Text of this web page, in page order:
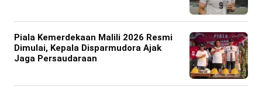
Piala Kemerdekaan Malili 2026 Resmi
Dimulai, Kepala Disparmudora Ajak
Jaga Persaudaraan